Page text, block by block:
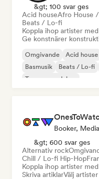
&gt; 100 svar ges
Acid houseAfro House
Beats / Lo-fi
Koppla ihop artister
Ge konstnärer
Omgivande Acid house
Basmusik
Beats / Lo-fi
Trummor och bas
Booker,
&gt; 600 svar ges
Alternativ rock
Chill / Lo-fi Hip-Hop
Koppla ihop artister
Skriva artiklarVälj